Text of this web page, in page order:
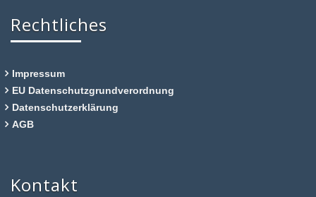
Rechtliches
Impressum
EU Datenschutzgrundverordnung
Datenschutzerklärung
AGB
Kontakt